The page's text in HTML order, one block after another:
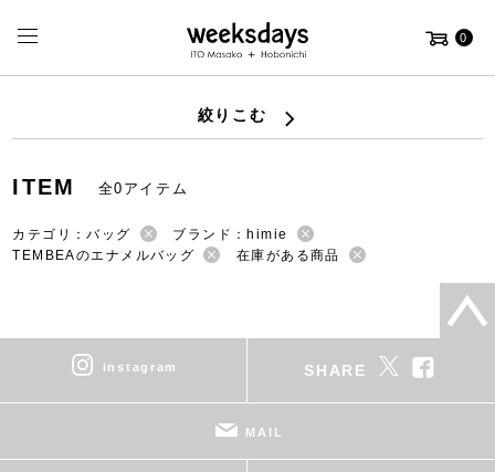
0
絞りこむ
ITEM 全0アイテム
カテゴリ：バッグ
ブランド：himie
TEMBEAのエナメルバッグ
在庫がある商品
instagram SHARE
MAIL